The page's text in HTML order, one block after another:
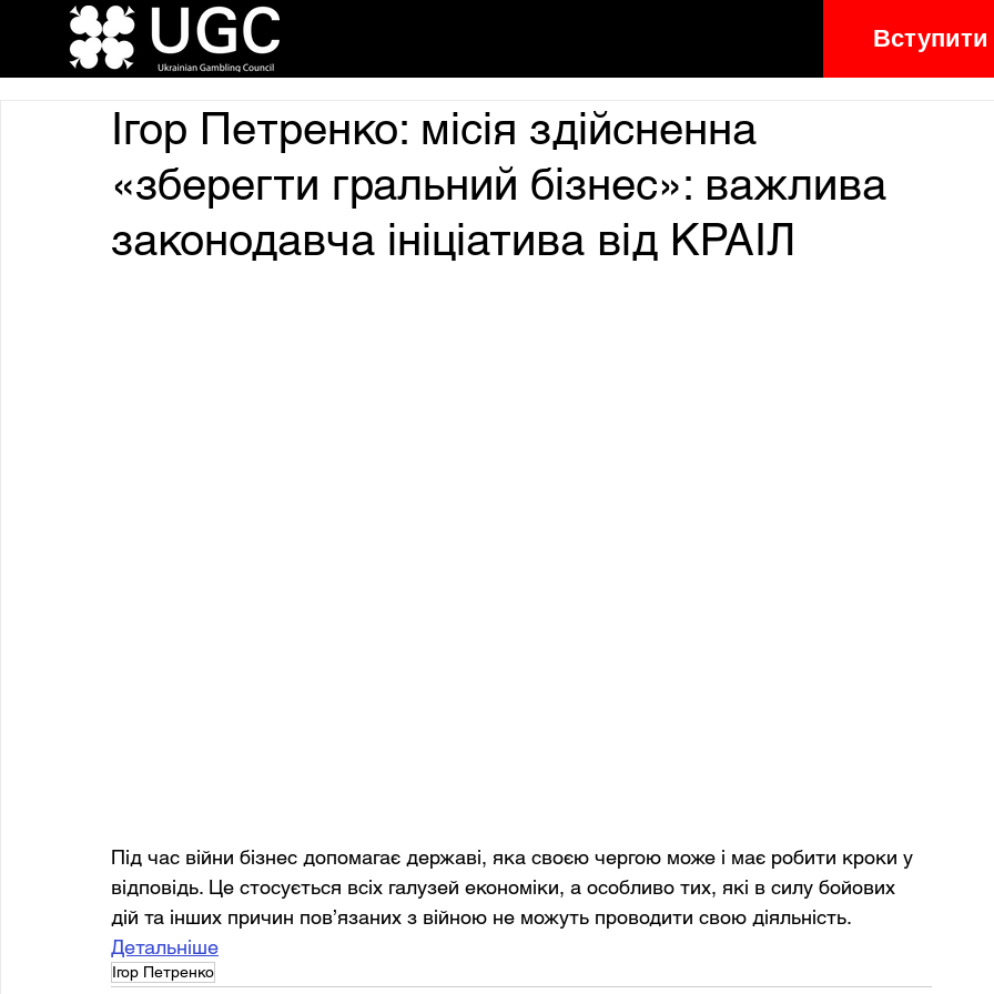
Вступити
Ігор Петренко: місія здійсненна
«зберегти гральний бізнес»: важлива
законодавча ініціатива від КРАІЛ
Під час війни бізнес допомагає державі, яка своєю чергою може і має робити кроки у
відповідь. Це стосується всіх галузей економіки, а особливо тих, які в силу бойових
дій та інших причин пов’язаних з війною не можуть проводити свою діяльність.
Детальніше
Ігор Петренко